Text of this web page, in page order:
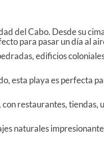
del Cabo. Desde su
para pasar un día al
edificios
esta playa es perfecta
restaurantes, tiendas,
naturales